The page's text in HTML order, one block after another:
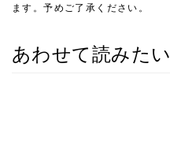
ます。予めご了承ください。
あわせて読みたい